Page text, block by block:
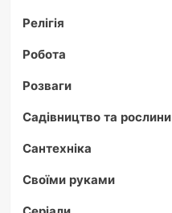
Релігія
Робота
Розваги
Садівництво та рослини
Сантехніка
Своїми руками